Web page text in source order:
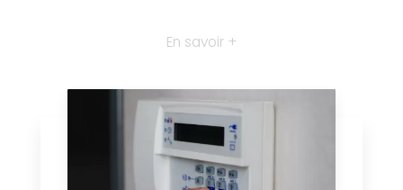
En savoir +